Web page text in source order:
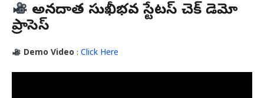
అన్నదాత సుఖీభవ స్టేటస్ చెక్ డెమో
ప్రాసెస్
Demo Video : Click Here